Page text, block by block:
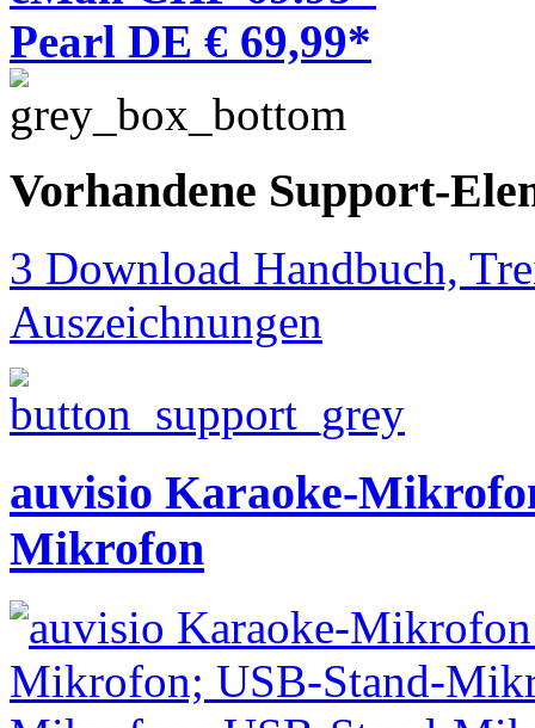
Pearl DE € 69,99*
Vorhandene Support-
3 Download Handbuch,
Auszeichnungen
auvisio Karaoke-
Mikrofon